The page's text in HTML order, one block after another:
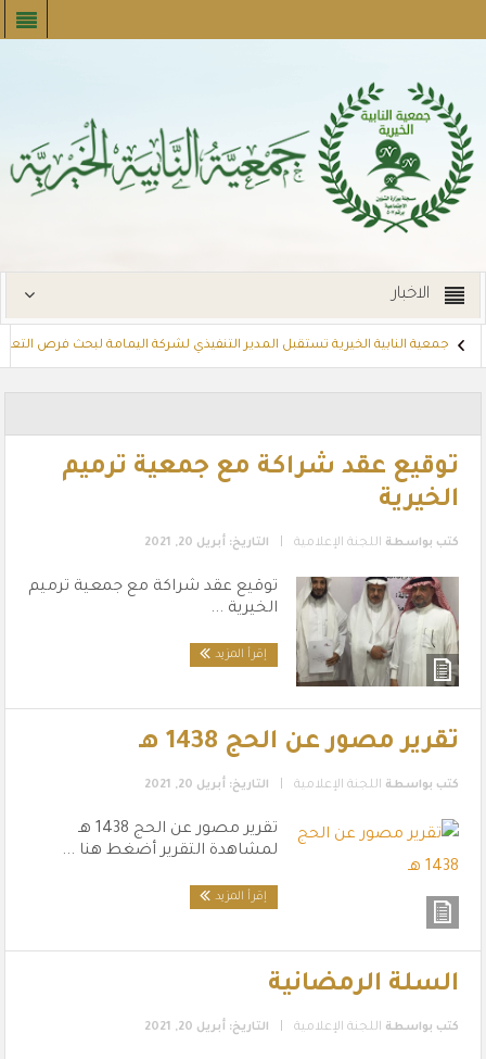
الاخبار
جمعية النابية الخيرية تستقبل المدير التنفيذي لشركة اليمامة لبحث فرص
توقيع عقد شراكة مع جمعية ترميم
الخيرية
كتب بواسطة اللجنة الإعلامية التاريخ: أبريل 20, 2021
توقيع عقد شراكة مع جمعية ترميم
الخيرية ...
إقرأ المزيد
تقرير مصور عن الحج 1438 هـ
كتب بواسطة اللجنة الإعلامية التاريخ: أبريل 20, 2021
تقرير مصور عن الحج 1438 هـ
لمشاهدة التقرير أضغط هنا ...
إقرأ المزيد
السلة الرمضانية
كتب بواسطة اللجنة الإعلامية التاريخ: أبريل 20, 2021